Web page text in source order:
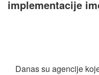
implementacije
Danas su agencije